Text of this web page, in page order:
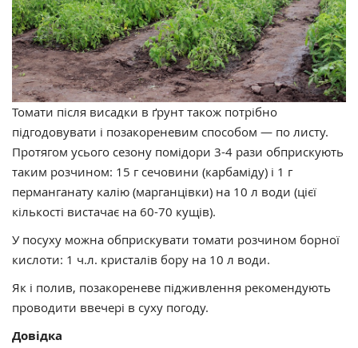
Томати після висадки в ґрунт також потрібно
підгодовувати і позакореневим способом — по листу.
Протягом усього сезону помідори 3-4 рази обприскують
таким розчином: 15 г сечовини (карбаміду) і 1 г
перманганату калію (марганцівки) на 10 л води (цієї
кількості вистачає на 60-70 кущів).
У посуху можна обприскувати томати розчином борної
кислоти: 1 ч.л. кристалів бору на 10 л води.
Як і полив, позакореневе підживлення рекомендують
проводити ввечері в суху погоду.
Довідка